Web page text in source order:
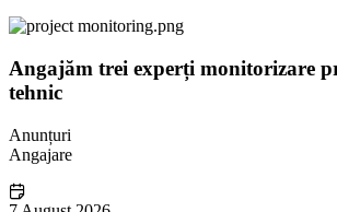
Angajăm trei experți monitorizare
tehnic
Anunțuri
Angajare